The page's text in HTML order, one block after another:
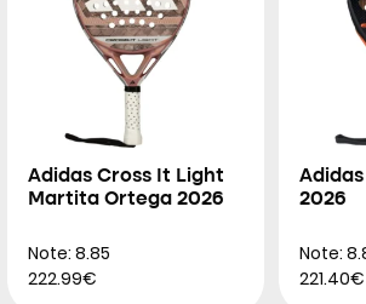
Adidas Cross It Light
Martita Ortega 2026
Note: 8.85
222.99€
2026
Note:
221.40€